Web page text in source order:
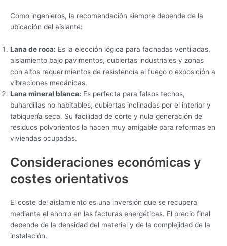
Como ingenieros, la recomendación siempre depende de la
ubicación del aislante:
Lana de roca: Es la elección lógica para fachadas ventiladas,
aislamiento bajo pavimentos, cubiertas industriales y zonas
con altos requerimientos de resistencia al fuego o exposición a
vibraciones mecánicas.
Lana mineral blanca: Es perfecta para falsos techos,
buhardillas no habitables, cubiertas inclinadas por el interior y
tabiquería seca. Su facilidad de corte y nula generación de
residuos polvorientos la hacen muy amigable para reformas en
viviendas ocupadas.
Consideraciones económicas y
costes orientativos
El coste del aislamiento es una inversión que se recupera
mediante el ahorro en las facturas energéticas. El precio final
depende de la densidad del material y de la complejidad de la
instalación.